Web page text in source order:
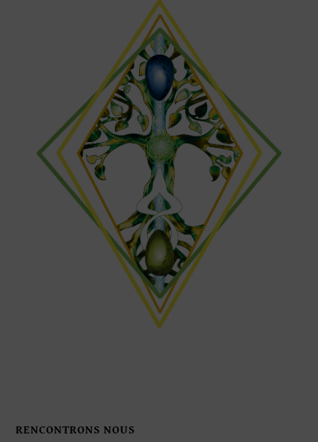
RENCONTRONS NOUS